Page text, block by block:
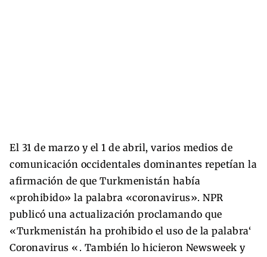
El 31 de marzo y el 1 de abril, varios medios de
comunicación occidentales dominantes repetían la
afirmación de que Turkmenistán había
«prohibido» la palabra «coronavirus». NPR
publicó una actualización proclamando que
«Turkmenistán ha prohibido el uso de la palabra‘
Coronavirus «. También lo hicieron Newsweek y